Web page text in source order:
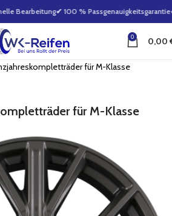
Bearbeitung✔ 100 % Passgenauigkeitsgarantie✔
0 0,00
für M-Klasse
für M-Klasse